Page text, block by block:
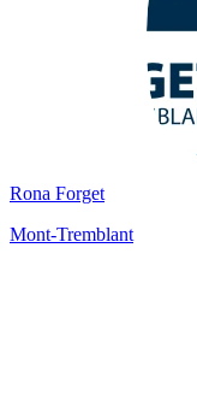
Rona Forget
Mont-Tremblant